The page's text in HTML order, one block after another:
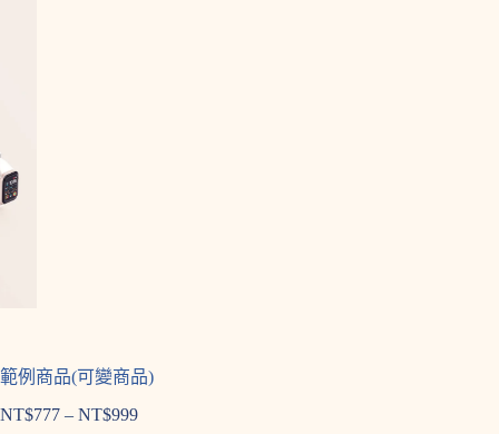
範例商品(可變商品)
NT$777 – NT$999價